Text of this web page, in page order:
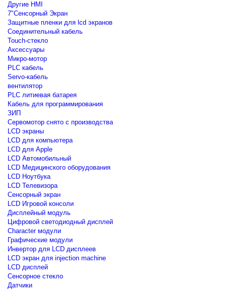
Другие HMI
7"Сенсорный Экран
Защитные пленки для lcd экранов
Соединительный кабель
Touch-стекло
Аксессуары
Микро-мотор
PLC кабель
Servo-кабель
вентилятор
PLC литиевая батарея
Кабель для программирования
ЗИП
Сервомотор снято с производства
LCD экраны
LCD для компьютера
LCD для Apple
LCD Автомобильный
LCD Медицинского оборудования
LCD Ноутбука
LCD Телевизора
Сенсорный экран
LCD Игровой консоли
Дисплейный модуль
Цифровой светодиодный дисплей
Сharacter модули
Графические модули
Инвертор для LCD дисплеев
LCD экран для injection machine
LCD дисплей
Сенсорное стекло
Датчики